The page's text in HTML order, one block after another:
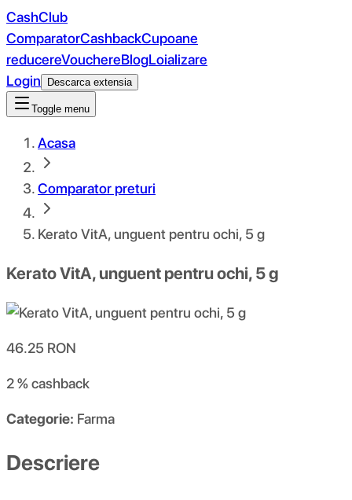
CashClub
ComparatorCashbackCupoane
reducereVouchereBlogLoializare
Login
Descarca extensia
Toggle menu
Acasa
Comparator preturi
Kerato VitA, unguent pentru ochi, 5 g
Kerato VitA, unguent pentru ochi, 5 g
46.25 RON
2 %cashback
Categorie: Farma
Descriere